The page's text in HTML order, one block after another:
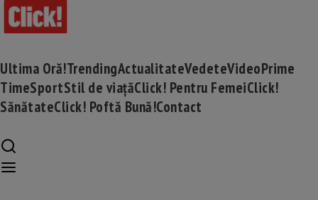
Ultima Oră!TrendingActualitateVedeteVideoPrime
TimeSportStil de viațăClick! Pentru FemeiClick!
SănătateClick! Poftă Bună!Contact